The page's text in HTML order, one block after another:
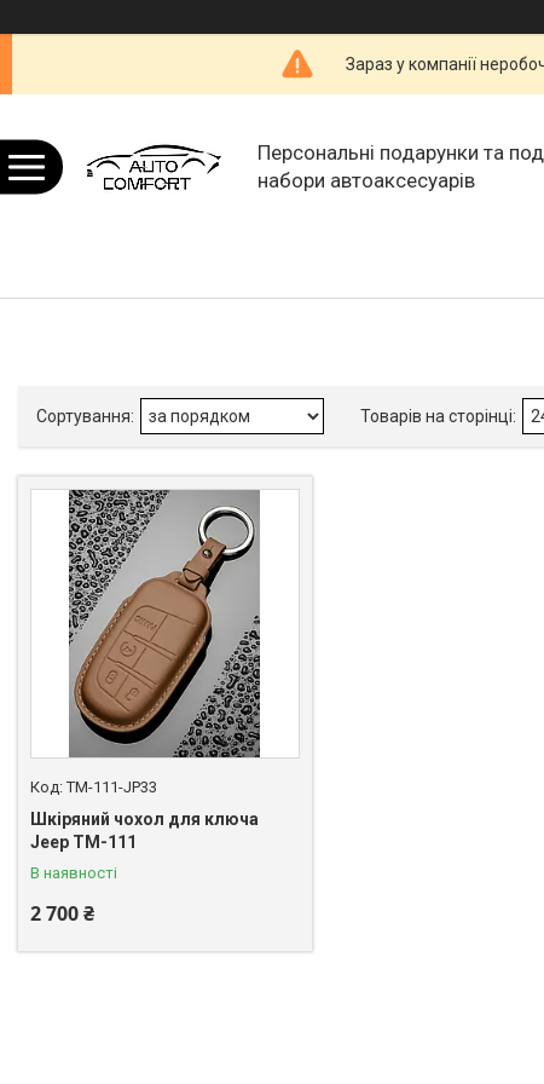
Зараз у компанії
Персональні подарунки та
набори автоаксесуарів
TM-111-JP33
Шкіряний чохол для ключа
Jeep TM-111
В наявності
2 700 ₴